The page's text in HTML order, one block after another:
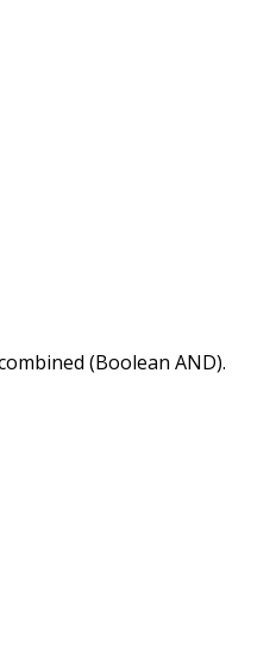
(Boolean AND).